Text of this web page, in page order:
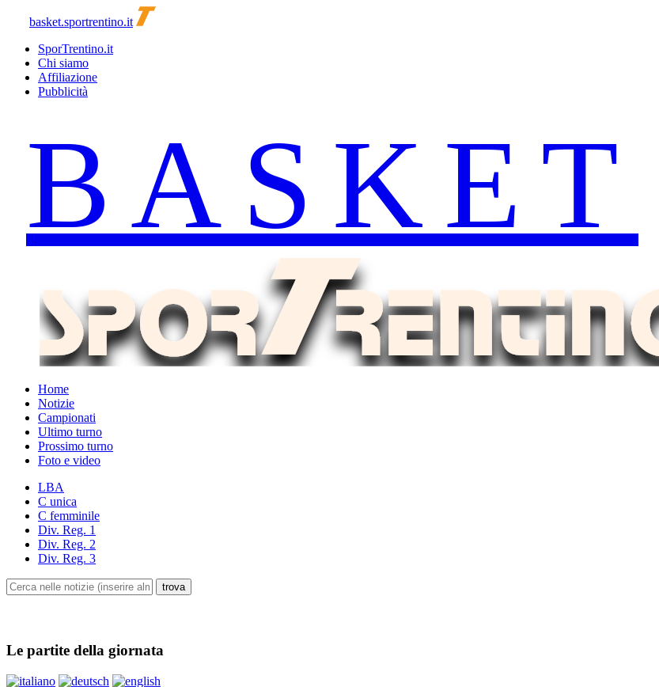
basket.sportrentino.it
SporTrentino.it
Chi siamo
Affiliazione
Pubblicità
Home
Notizie
Campionati
Ultimo turno
Prossimo turno
Foto e video
LBA
C unica
C femminile
Div. Reg. 1
Div. Reg. 2
Div. Reg. 3
Le partite della giornata